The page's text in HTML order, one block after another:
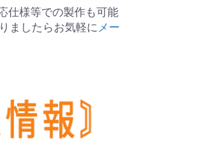
仕様等での製作も可能
ましたらお気軽にメー